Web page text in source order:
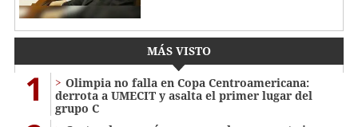
MÁS VISTO
1
Olimpia no falla en Copa Centroamericana:
derrota a UMECIT y asalta el primer lugar del
grupo C